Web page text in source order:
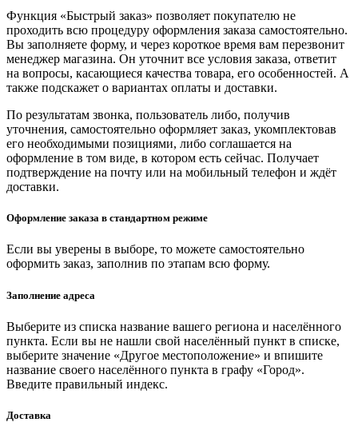
Функция «Быстрый заказ» позволяет покупателю не
проходить всю процедуру оформления заказа самостоятельно.
Вы заполняете форму, и через короткое время вам перезвонит
менеджер магазина. Он уточнит все условия заказа, ответит
на вопросы, касающиеся качества товара, его особенностей. А
также подскажет о вариантах оплаты и доставки.
По результатам звонка, пользователь либо, получив
уточнения, самостоятельно оформляет заказ, укомплектовав
его необходимыми позициями, либо соглашается на
оформление в том виде, в котором есть сейчас. Получает
подтверждение на почту или на мобильный телефон и ждёт
доставки.
Оформление заказа в стандартном режиме
Если вы уверены в выборе, то можете самостоятельно
оформить заказ, заполнив по этапам всю форму.
Заполнение адреса
Выберите из списка название вашего региона и населённого
пункта. Если вы не нашли свой населённый пункт в списке,
выберите значение «Другое местоположение» и впишите
название своего населённого пункта в графу «Город».
Введите правильный индекс.
Доставка